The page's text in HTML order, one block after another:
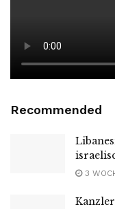
Recommended
3